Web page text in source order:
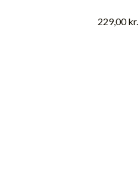
229,00kr.